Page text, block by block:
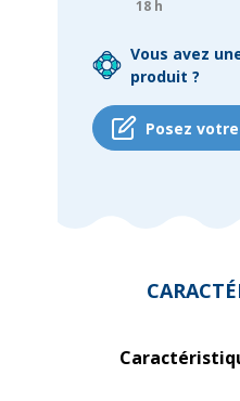
18 h
Vous avez
produit ?
Posez